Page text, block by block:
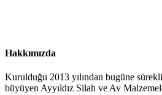
Hakkımızda
Kurulduğu 2013 yılından bugüne
büyüyen Ayyıldız Silah ve Av